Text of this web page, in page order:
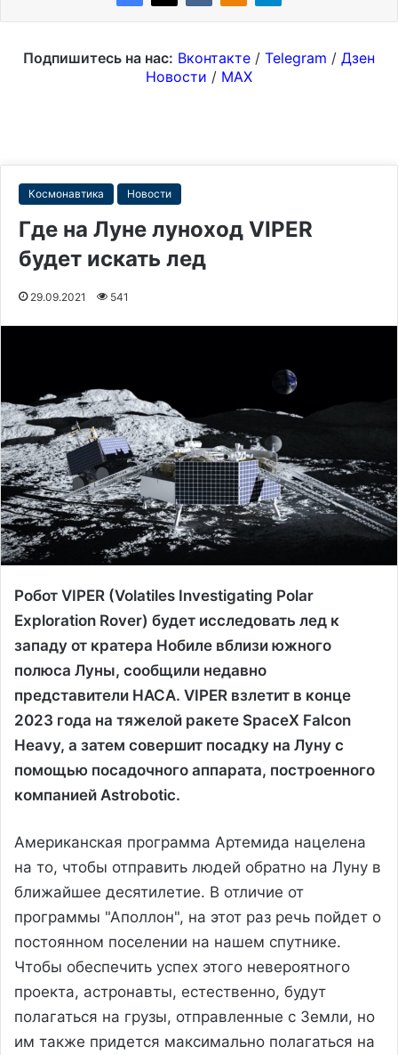
Подпишитесь на нас: Вконтакте / Telegram / Дзен
Новости / MAX